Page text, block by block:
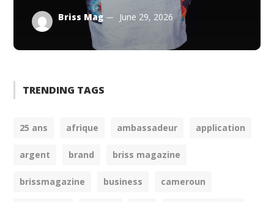
Briss Mag June 29, 2026
TRENDING TAGS
25 ans afrique ambassadeur application
argent brand briss magazine
brissmagazine business cameroun